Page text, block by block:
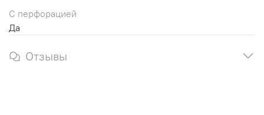
С перфорацией
Да
Отзывы